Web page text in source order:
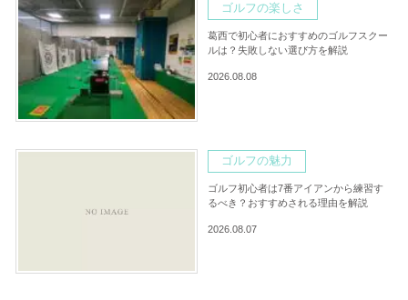
ゴルフの楽しさ
葛西で初心者におすすめのゴルフスクー
ルは？失敗しない選び方を解説
2026.08.08
ゴルフの魅力
ゴルフ初心者は7番アイアンから練習す
るべき？おすすめされる理由を解説
2026.08.07